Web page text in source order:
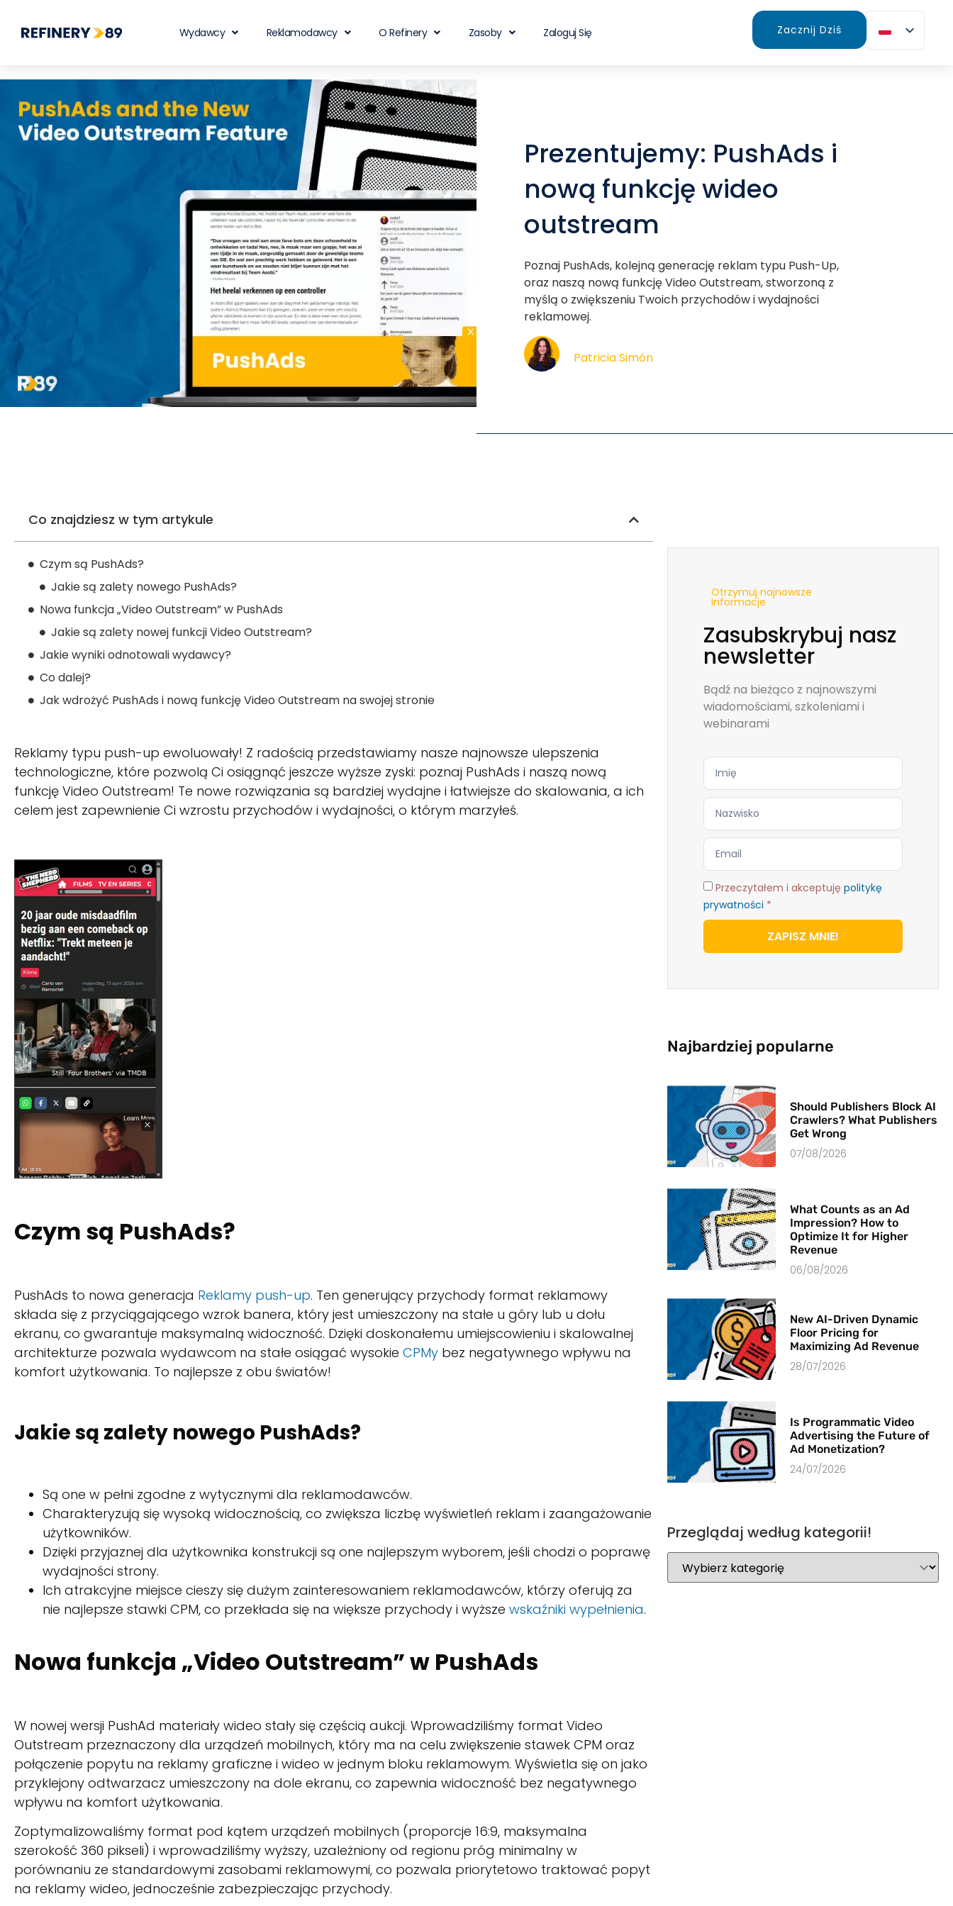
Wydawcy Reklamodawcy O Refinery Zasoby Zaloguj Się Zacznij Dziś
Prezentujemy: PushAds i
nową funkcję wideo
outstream
Poznaj PushAds, kolejną generację reklam typu Push-Up,
oraz naszą nową funkcję Video Outstream, stworzoną z
myślą o zwiększeniu Twoich przychodów i wydajności
reklamowej.
Patricia Simón
Co znajdziesz w tym artykule
Czym są PushAds?
Jakie są zalety nowego PushAds?
Nowa funkcja „Video Outstream” w PushAds
Jakie są zalety nowej funkcji Video Outstream?
Jakie wyniki odnotowali wydawcy?
Co dalej?
Jak wdrożyć PushAds i nową funkcję Video Outstream na swojej stronie
Reklamy typu push-up ewoluowały! Z radością przedstawiamy nasze najnowsze ulepszenia
technologiczne, które pozwolą Ci osiągnąć jeszcze wyższe zyski: poznaj PushAds i naszą nową
funkcję Video Outstream! Te nowe rozwiązania są bardziej wydajne i łatwiejsze do skalowania, a ich
celem jest zapewnienie Ci wzrostu przychodów i wydajności, o którym marzyłeś.
Czym są PushAds?
PushAds to nowa generacja Reklamy push-up. Ten generujący przychody format reklamowy
składa się z przyciągającego wzrok banera, który jest umieszczony na stałe u góry lub u dołu
ekranu, co gwarantuje maksymalną widoczność. Dzięki doskonałemu umiejscowieniu i skalowalnej
architekturze pozwala wydawcom na stałe osiągać wysokie CPMy bez negatywnego wpływu na
komfort użytkowania. To najlepsze z obu światów!
Jakie są zalety nowego PushAds?
Są one w pełni zgodne z wytycznymi dla reklamodawców.
Charakteryzują się wysoką widocznością, co zwiększa liczbę wyświetleń reklam i zaangażowanie
użytkowników.
Dzięki przyjaznej dla użytkownika konstrukcji są one najlepszym wyborem, jeśli chodzi o poprawę
wydajności strony.
Ich atrakcyjne miejsce cieszy się dużym zainteresowaniem reklamodawców, którzy oferują za
nie najlepsze stawki CPM, co przekłada się na większe przychody i wyższe wskaźniki wypełnienia.
Nowa funkcja „Video Outstream” w PushAds
W nowej wersji PushAd materiały wideo stały się częścią aukcji. Wprowadziliśmy format Video
Outstream przeznaczony dla urządzeń mobilnych, który ma na celu zwiększenie stawek CPM oraz
połączenie popytu na reklamy graficzne i wideo w jednym bloku reklamowym. Wyświetla się on jako
przyklejony odtwarzacz umieszczony na dole ekranu, co zapewnia widoczność bez negatywnego
wpływu na komfort użytkowania.
Zoptymalizowaliśmy format pod kątem urządzeń mobilnych (proporcje 16:9, maksymalna
szerokość 360 pikseli) i wprowadziliśmy wyższy, uzależniony od regionu próg minimalny w
porównaniu ze standardowymi zasobami reklamowymi, co pozwala priorytetowo traktować popyt
na reklamy wideo, jednocześnie zabezpieczając przychody.
Otrzymuj najnowsze
informacje
Zasubskrybuj nasz
newsletter
Bądź na bieżąco z najnowszymi
wiadomościami, szkoleniami i
webinarami
Przeczytałem i akceptuję politykę
prywatności *
ZAPISZ MNIE!
Najbardziej popularne
Should Publishers Block AI
Crawlers? What Publishers
Get Wrong
07/08/2026
What Counts as an Ad
Impression? How to
Optimize It for Higher
Revenue
06/08/2026
New AI-Driven Dynamic
Floor Pricing for
Maximizing Ad Revenue
28/07/2026
Is Programmatic Video
Advertising the Future of
Ad Monetization?
24/07/2026
Przeglądaj według kategorii!